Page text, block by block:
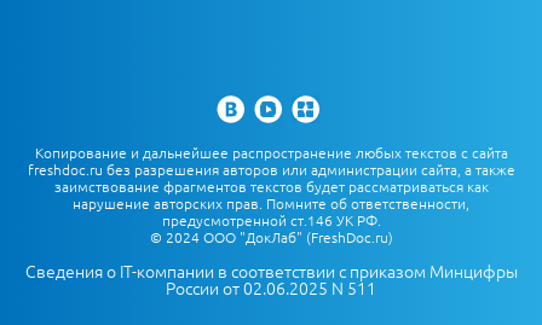
Копирование и дальнейшее распространение любых текстов с сайта
freshdoc.ru без разрешения авторов или администрации сайта, а также
заимствование фрагментов текстов будет рассматриваться как
нарушение авторских прав. Помните об ответственности,
предусмотренной ст.146 УК РФ.
© 2024 ООО "ДокЛаб" (FreshDoc.ru)
Сведения о IT-компании в соответствии с приказом Минцифры
России от 02.06.2025 N 511